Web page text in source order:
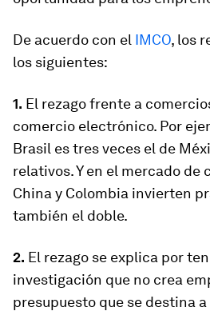
De acuerdo con el IMCO, los
los siguientes:
1. El rezago frente a
comercio electrónico. Por
Brasil es tres veces el de
relativos. Y en el mercado de
China y Colombia invierten
también el doble.
2. El rezago se explica por
investigación que no crea
presupuesto que se destina